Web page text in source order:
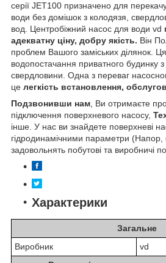
серії JET100 призначено для
води без домішок з колодязя,
вод. Центробіжний насос для води vd
адекватну ціну, добру якість. Він
проблем Вашого заміських ділянок.
водопостачання приватного будинку
свердловини. Одна з переваг
це легкість встановлення,
Подзвонивши нам, Ви отримаєте
підключення поверхневого насосу,
інше. У нас ви знайдете поверхневі
гідродинамічними параметри (Напор,
задовольнять побутові та виробничі
Характерики
Загальне
Виробник
vd